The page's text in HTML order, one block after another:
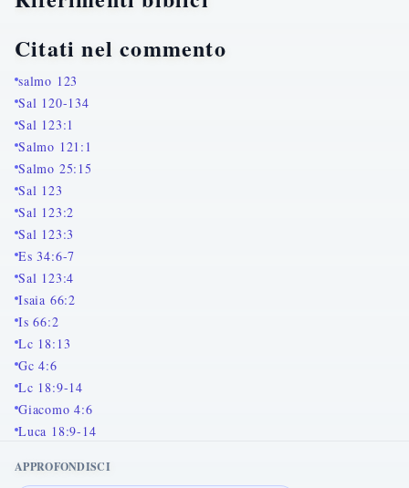
Citati nel commento
salmo 123
Sal 120-134
Sal 123:1
Salmo 121:1
Salmo 25:15
Sal 123
Sal 123:2
Sal 123:3
Es 34:6-7
Sal 123:4
Isaia 66:2
Is 66:2
Lc 18:13
Gc 4:6
Lc 18:9-14
Giacomo 4:6
Luca 18:9-14
APPROFONDISCI